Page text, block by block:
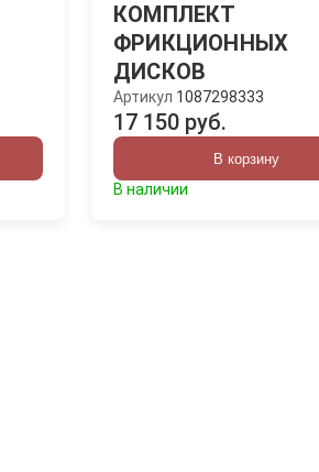
КОМПЛЕКТ
ФРИКЦИОННЫХ
ДИСКОВ
Артикул 1087298333
17 150 руб.
В корзину
В наличии